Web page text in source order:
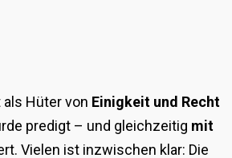
Hüter von Einigkeit und Recht
predigt – und gleichzeitig mit
Vielen ist inzwischen klar: Die